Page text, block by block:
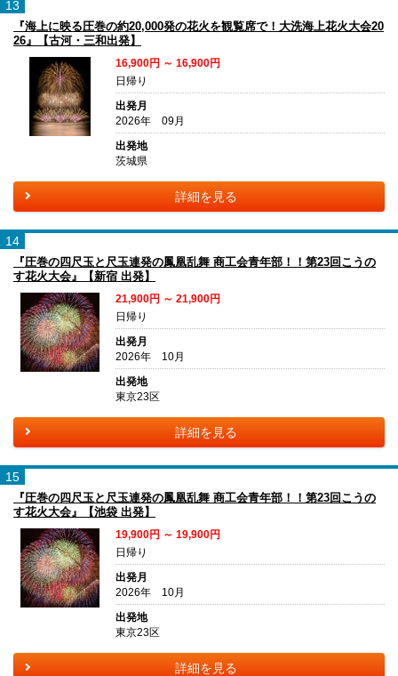
13
『海上に映る圧巻の約20,000発の花火を観覧席で！大洗海上花火大会20
26』【古河・三和出発】
16,900円 ～ 16,900円
日帰り
出発月
2026年 09月
出発地
茨城県
詳細を見る
14
『圧巻の四尺玉と尺玉連発の鳳凰乱舞 商工会青年部！！第23回こうの
す花火大会』【新宿 出発】
21,900円 ～ 21,900円
日帰り
出発月
2026年 10月
出発地
東京23区
詳細を見る
15
『圧巻の四尺玉と尺玉連発の鳳凰乱舞 商工会青年部！！第23回こうの
す花火大会』【池袋 出発】
19,900円 ～ 19,900円
日帰り
出発月
2026年 10月
出発地
東京23区
詳細を見る